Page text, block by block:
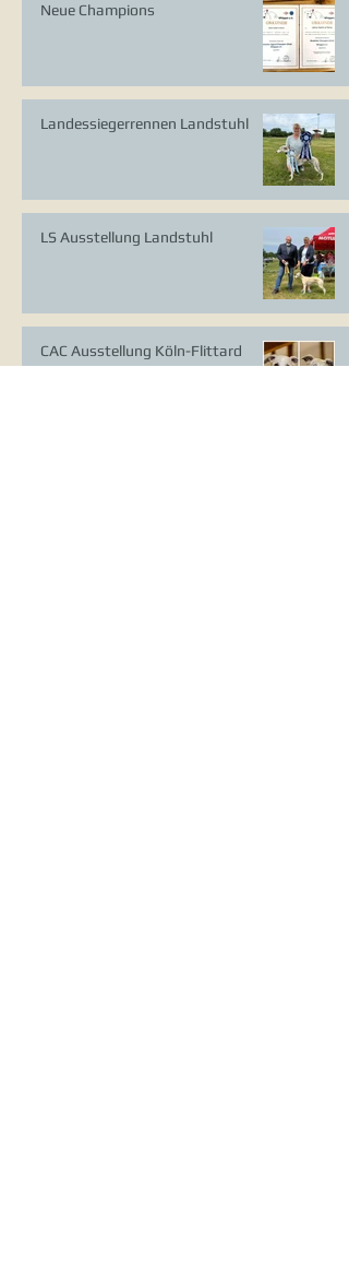
Neue Champions
Landessiegerrennen Landstuhl
LS Ausstellung Landstuhl
CAC Ausstellung Köln-Flittard